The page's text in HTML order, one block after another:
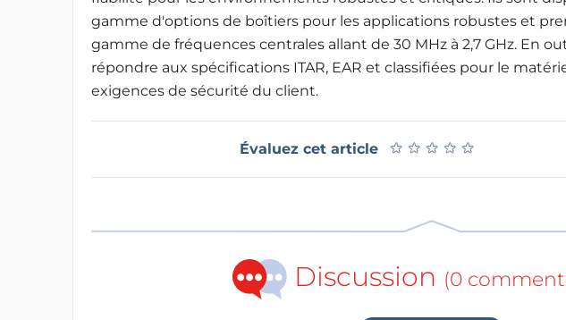
gamme d'options de boîtiers pour les applications robustes et
gamme de fréquences centrales allant de 30 MHz à 2,7 GHz. En
répondre aux spécifications ITAR, EAR et classifiées pour le
exigences de sécurité du client.
Évaluez cet article ★ ★ ★ ★ ★
★ ★ ★ ★ ★
Discussion (0